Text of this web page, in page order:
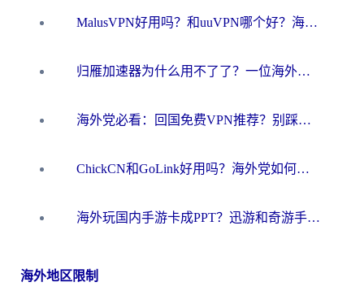
MalusVPN好用吗？和uuVPN哪个好？海外党无缝访问国内资源的真实对比与选择指南
归雁加速器为什么用不了了？一位海外游子的真实困惑与技术解答
海外党必看：回国免费VPN推荐？别踩坑！教你选对加速器无缝刷国内资源
ChickCN和GoLink好用吗？海外党如何选对回国加速器
海外玩国内手游卡成PPT？迅游和奇游手游哪个好？一篇讲透回国加速器怎么选
海外地区限制